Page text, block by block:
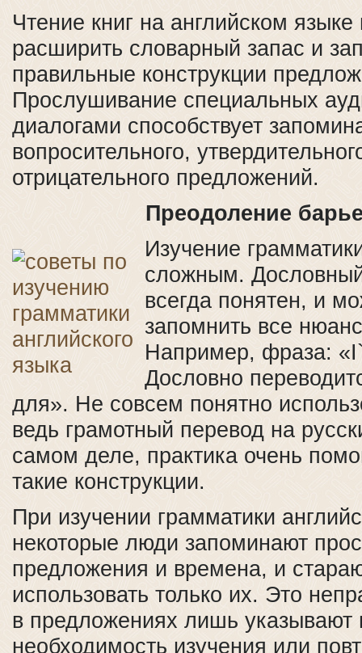
Чтение книг на английском языке
расширить словарный запас и
правильные конструкции
Прослушивание специальных
диалогами способствует
вопросительного,
отрицательного предложений.
Преодоление
Изучение
сложным.
всегда понятен, и
запомнить все
Например, фраза:
Дословно
для». Не совсем понятно
ведь грамотный перевод на
самом деле, практика очень
такие конструкции.
При изучении грамматики
некоторые люди запоминают
предложения и времена, и
использовать только их. Это
в предложениях лишь указывают
необходимость изучения или